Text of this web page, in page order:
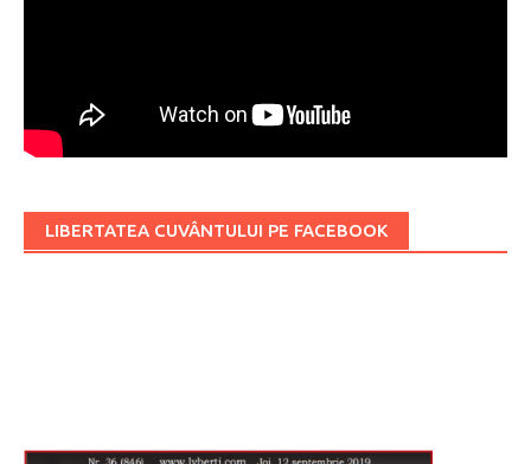
LIBERTATEA CUVÂNTULUI PE FACEBOOK